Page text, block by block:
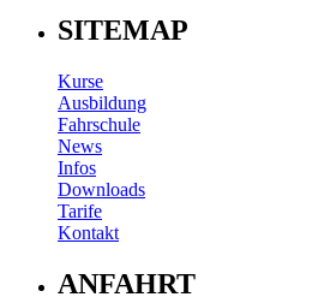
SITEMAP
Kurse
Ausbildung
Fahrschule
News
Infos
Downloads
Tarife
Kontakt
ANFAHRT